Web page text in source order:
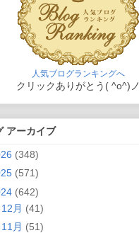
人気ブログランキングへ
クリックありがとう( ^o^)ノ
アーカイブ
(348)
(571)
(642)
12月 (41)
11月 (51)